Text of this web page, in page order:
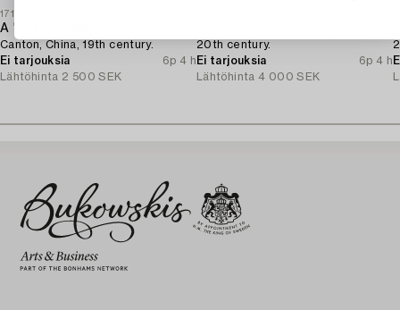
1716979
Canton, China, 19th century.
Ei tarjouksia
6p 4 h
Lähtöhinta 2 500 SEK
20th century.
Ei tarjouksia
6p 4 h
Lähtöhinta 4 000 SEK